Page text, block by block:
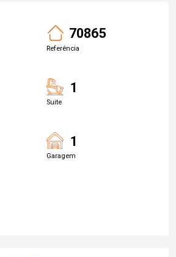
70865
Referência
1
Suite
1
Garagem